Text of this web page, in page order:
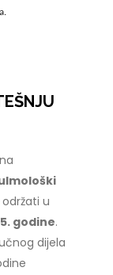
u
godine.
dijela